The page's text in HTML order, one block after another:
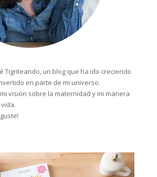
Tigriteando, un blog que ha ido creciendo
en parte de mi universo.
visión sobre la maternidad y mi manera